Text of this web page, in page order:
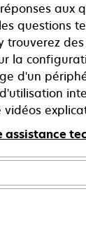
aux
questions
trouverez
la
d'un
vidéos
assistance